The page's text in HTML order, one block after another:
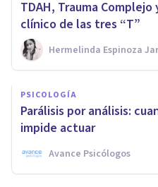
TDAH, Trauma
clínico de las tres “T”
Hermelinda Espinoza
PSICOLOGÍA
Parálisis por análisis:
impide actuar
Avance Psicólogos